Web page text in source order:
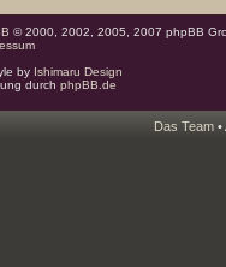
© 2000, 2002, 2005, 2007 phpBB
by Ishimaru Design
durch phpBB.de
Das Team